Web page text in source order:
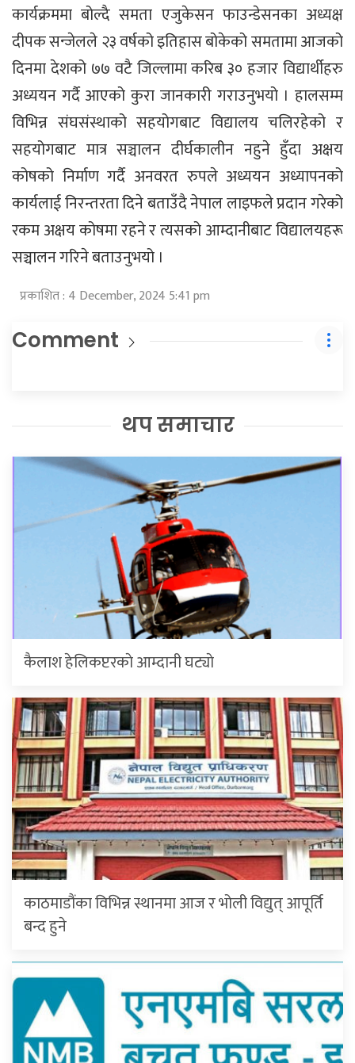
कार्यक्रममा बोल्दै समता एजुकेसन फाउन्डेसनका अध्यक्ष
दीपक सन्जेलले २३ वर्षको इतिहास बोकेको समतामा आजको
दिनमा देशको ७७ वटै जिल्लामा करिब ३० हजार विद्यार्थीहरु
अध्ययन गर्दै आएको कुरा जानकारी गराउनुभयो । हालसम्म
विभिन्न संघसंस्थाको सहयोगबाट विद्यालय चलिरहेको र
सहयोगबाट मात्र सञ्चालन दीर्घकालीन नहुने हुँदा अक्षय
कोषको निर्माण गर्दै अनवरत रुपले अध्ययन अध्यापनको
कार्यलाई निरन्तरता दिने बताउँदै नेपाल लाइफले प्रदान गरेको
रकम अक्षय कोषमा रहने र त्यसको आम्दानीबाट विद्यालयहरू
सञ्चालन गरिने बताउनुभयो ।
प्रकाशित : 4 December, 2024 5:41 pm
Comment
थप समाचार
कैलाश हेलिकप्टरकाे आम्दानी घट्याे
काठमाडौंका विभिन्न स्थानमा आज र भोली विद्युत् आपूर्ति
बन्द हुने